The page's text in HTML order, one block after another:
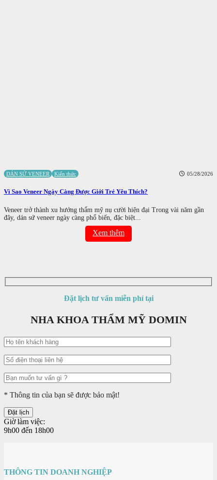
DÁN SỨ VENEER Kiến thức 05/28/2026
Vì Sao Veneer Ngày Càng Được Giới Trẻ Yêu Thích?
Veneer trở thành xu hướng thẩm mỹ nụ cười hiện đại Trong vài năm gần
đây, dán sứ veneer ngày càng phổ biến, đặc biệt...
Xem thêm
Đặt lịch tư vấn miễn phí tại
NHA KHOA THẨM MỸ DOMIN
* Thông tin của bạn sẽ được bảo mật!
Giờ làm việc:
9h00 đến 18h00
THÔNG TIN DOANH NGHIỆP